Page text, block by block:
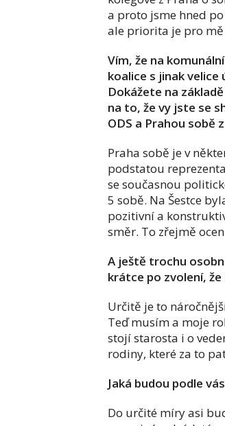
a proto jsme hned
ale priorita je pro mě
Vím, že na
koalice s jinak
Dokážete na
na to, že vy jste se
ODS a Prahou sobě
Praha sobě je v
podstatou
se současnou
5 sobě. Na Šestce
pozitivní a
směr. To zřejmě
A ještě trochu
krátce po zvolení,
Určitě je to
Teď musím a moje
stojí starosta i o
rodiny, které za to
Jaká budou podle
Do určité míry asi